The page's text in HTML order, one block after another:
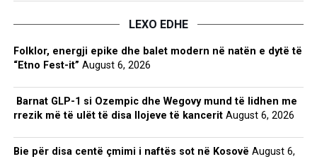
LEXO EDHE
Folklor, energji epike dhe balet modern në natën e dytë të
“Etno Fest-it” August 6, 2026
Barnat GLP-1 si Ozempic dhe Wegovy mund të lidhen me
rrezik më të ulët të disa llojeve të kancerit August 6, 2026
Bie për disa centë çmimi i naftës sot në Kosovë August 6,